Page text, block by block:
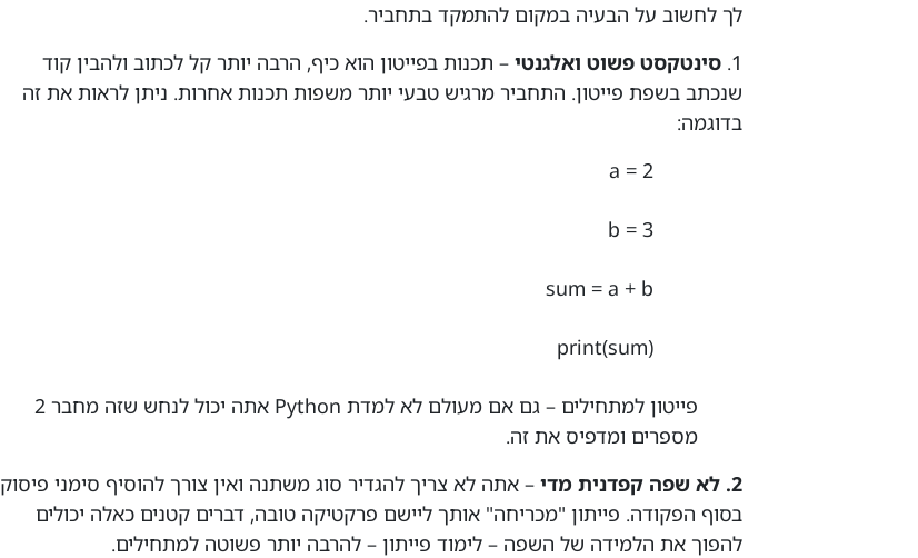
לך לחשוב על הבעיה במקום להתמקד בתחביר.
1. סינטקסט פשוט ואלגנטי– תכנות בפייטון הוא כיף, הרבה יותר קל לכתוב ולהבין קוד
שנכתב בשפת פייטון. התחביר מרגיש טבעי יותר משפות תכנות אחרות. ניתן לראות את זה
בדוגמה:
a = 2
b = 3
sum = a + b
print(sum)
פייטון למתחילים – גם אם מעולם לא למדת Python אתה יכול לנחש שזה מחבר 2
מספרים ומדפיס את זה.
2. לא שפה קפדנית מדי
– אתה לא צריך להגדיר סוג משתנה ואין צורך להוסיף סימני פיסוק
בסוף הפקודה. פייתון "מכריחה" אותך ליישם פרקטיקה טובה, דברים קטנים כאלה יכולים
להפוך את הלמידה של השפה – לימוד פייתון – להרבה יותר פשוטה למתחילים.